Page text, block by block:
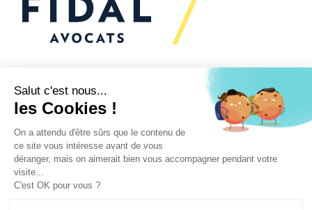
Vous souhaitez échanger
avec nous ?
Nous sommes
à votre écoute